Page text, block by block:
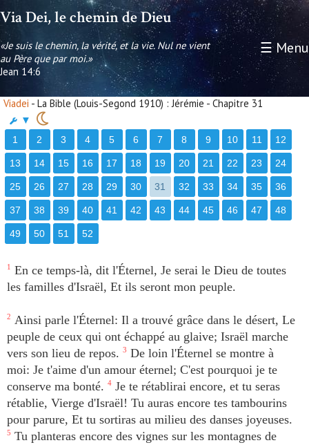
Via Dei, le chemin de Dieu
«Je suis le chemin, la vérité, et la vie. Nul ne vient
au Père que par moi.»
Jean 14:6
☰ Menu
Viadei - La Bible (Louis-Segond 1910) : Jérémie - Chapitre 31
▼
1 2 3 4 5 6 7 8 9 10 11 12
13 14 15 16 17 18 19 20 21 22 23 24
25 26 27 28 29 30 31 32 33 34 35 36
37 38 39 40 41 42 43 44 45 46 47 48
49 50 51 52
1
En ce temps-là, dit l'Éternel, Je serai le Dieu de toutes
les familles d'Israël, Et ils seront mon peuple.
2 Ainsi parle l'Éternel: Il a trouvé grâce dans le désert, Le
peuple de ceux qui ont échappé au glaive; Israël marche
vers son lieu de repos. 3 De loin l'Éternel se montre à
moi: Je t'aime d'un amour éternel; C'est pourquoi je te
conserve ma bonté. 4 Je te rétablirai encore, et tu seras
rétablie, Vierge d'Israël! Tu auras encore tes tambourins
pour parure, Et tu sortiras au milieu des danses joyeuses.
5 Tu planteras encore des vignes sur les montagnes de